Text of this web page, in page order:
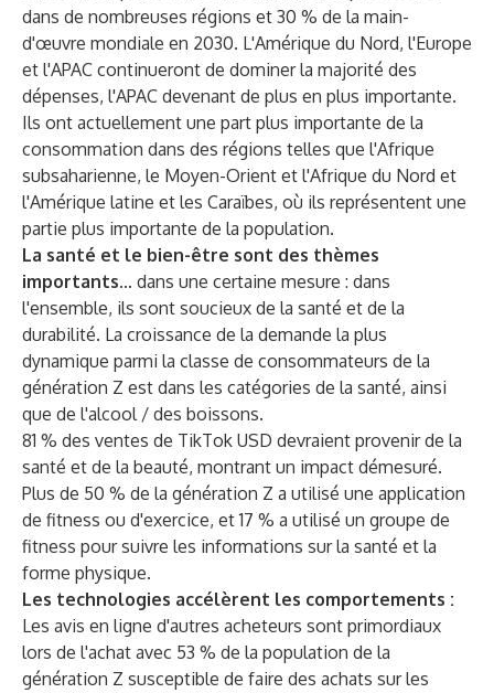
dans de nombreuses régions et 30 % de la main-
d'œuvre mondiale en 2030. L'Amérique du Nord, l'Europe
et l'APAC continueront de dominer la majorité des
dépenses, l'APAC devenant de plus en plus importante.
Ils ont actuellement une part plus importante de la
consommation dans des régions telles que l'Afrique
subsaharienne, le Moyen-Orient et l'Afrique du Nord et
l'Amérique latine et les Caraïbes, où ils représentent une
partie plus importante de la population.
La santé et le bien-être sont des thèmes
importants… dans une certaine mesure : dans
l'ensemble, ils sont soucieux de la santé et de la
durabilité. La croissance de la demande la plus
dynamique parmi la classe de consommateurs de la
génération Z est dans les catégories de la santé, ainsi
que de l'alcool / des boissons.
81 % des ventes de TikTok USD devraient provenir de la
santé et de la beauté, montrant un impact démesuré.
Plus de 50 % de la génération Z a utilisé une application
de fitness ou d'exercice, et 17 % a utilisé un groupe de
fitness pour suivre les informations sur la santé et la
forme physique.
Les technologies accélèrent les comportements :
Les avis en ligne d'autres acheteurs sont primordiaux
lors de l'achat avec 53 % de la population de la
génération Z susceptible de faire des achats sur les